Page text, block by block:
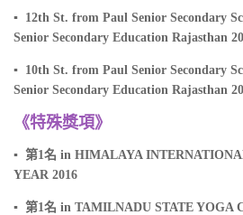
▪ 12th St. from Paul Senior Secondary
Senior Secondary Education Rajasthan
▪ 10th St. from Paul Senior Secondary
Senior Secondary Education Rajasthan
《特殊獎項》
▪ 第1名 in HIMALAYA
YEAR 2016
▪ 第1名 in TAMILNADU STATE YOGA